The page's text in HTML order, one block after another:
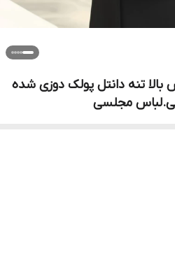
تنه دانتل پولک دوزی شده
مجلسی